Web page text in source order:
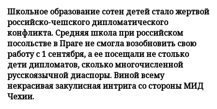
Школьное образование сотен детей стало жертвой
российско-чешского дипломатического
конфликта. Средняя школа при российском
посольстве в Праге не смогла возобновить свою
работу с 1 сентября, а ее посещали не столько
дети дипломатов, сколько многочисленной
русскоязычной диаспоры. Виной всему
некрасивая закулисная интрига со стороны МИД
Чехии.